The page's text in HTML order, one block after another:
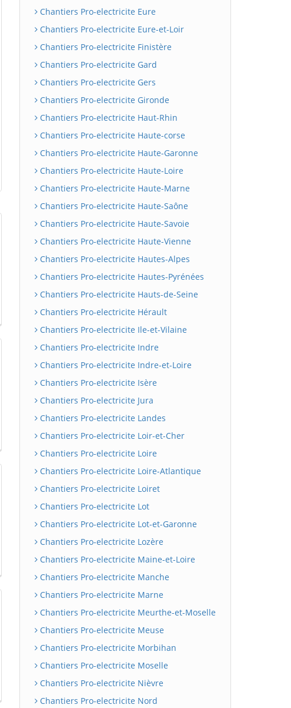
Chantiers Pro-electricite Eure
Chantiers Pro-electricite Eure-et-Loir
Chantiers Pro-electricite Finistère
Chantiers Pro-electricite Gard
Chantiers Pro-electricite Gers
Chantiers Pro-electricite Gironde
Chantiers Pro-electricite Haut-Rhin
Chantiers Pro-electricite Haute-corse
Chantiers Pro-electricite Haute-Garonne
Chantiers Pro-electricite Haute-Loire
Chantiers Pro-electricite Haute-Marne
Chantiers Pro-electricite Haute-Saône
Chantiers Pro-electricite Haute-Savoie
Chantiers Pro-electricite Haute-Vienne
Chantiers Pro-electricite Hautes-Alpes
Chantiers Pro-electricite Hautes-Pyrénées
Chantiers Pro-electricite Hauts-de-Seine
Chantiers Pro-electricite Hérault
Chantiers Pro-electricite Ile-et-Vilaine
Chantiers Pro-electricite Indre
Chantiers Pro-electricite Indre-et-Loire
Chantiers Pro-electricite Isère
Chantiers Pro-electricite Jura
Chantiers Pro-electricite Landes
Chantiers Pro-electricite Loir-et-Cher
Chantiers Pro-electricite Loire
Chantiers Pro-electricite Loire-Atlantique
Chantiers Pro-electricite Loiret
Chantiers Pro-electricite Lot
Chantiers Pro-electricite Lot-et-Garonne
Chantiers Pro-electricite Lozère
Chantiers Pro-electricite Maine-et-Loire
Chantiers Pro-electricite Manche
Chantiers Pro-electricite Marne
Chantiers Pro-electricite Meurthe-et-Moselle
Chantiers Pro-electricite Meuse
Chantiers Pro-electricite Morbihan
Chantiers Pro-electricite Moselle
Chantiers Pro-electricite Nièvre
Chantiers Pro-electricite Nord